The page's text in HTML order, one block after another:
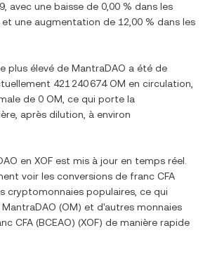
, avec une baisse de 0,00 % dans les
et une augmentation de 12,00 % dans les
plus élevé de MantraDAO a été de
421 240 674 OM en circulation,
de 0 OM , ce qui porte la
après dilution, à environ
en XOF est mis à jour en temps réel.
voir les conversions de franc CFA
cryptomonnaies populaires, ce qui
MantraDAO (OM) et d'autres monnaies
CFA (BCEAO) (XOF) de manière rapide